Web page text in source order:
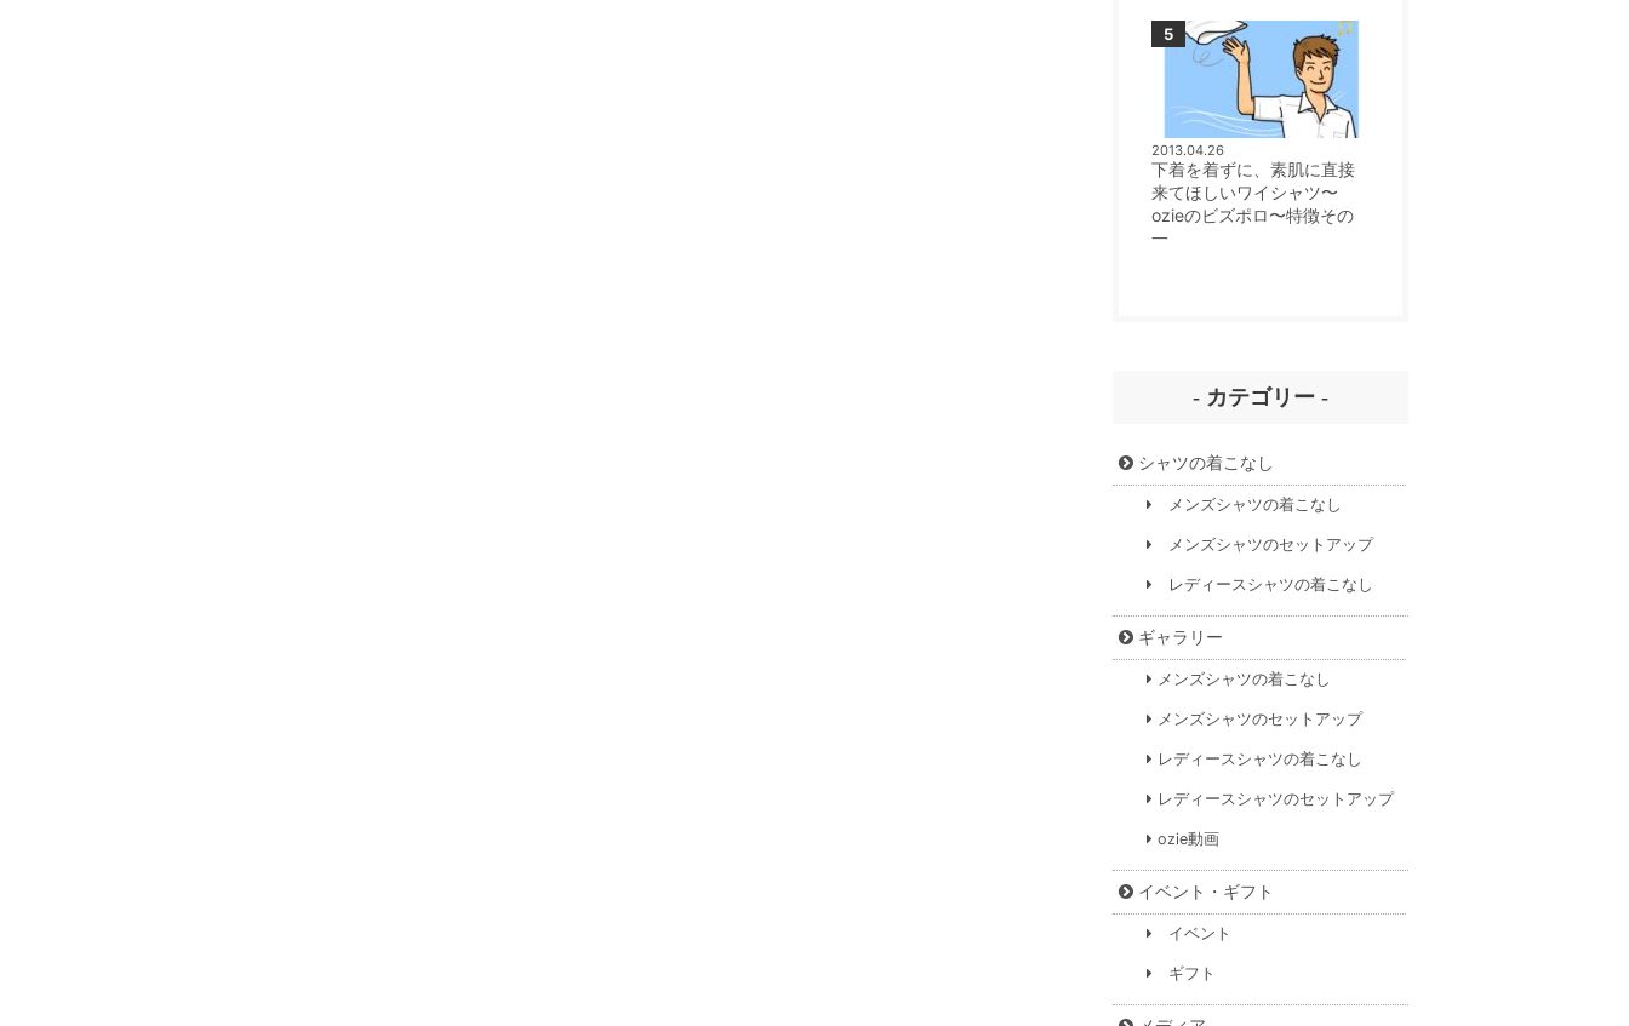
2013.04.26
下着を着ずに、素肌に直接
来てほしいワイシャツ〜
ozieのビズポロ〜特徴その
一
- カテゴリー -
シャツの着こなし
メンズシャツの着こなし
メンズシャツのセットアップ
レディースシャツの着こなし
ギャラリー
メンズシャツの着こなし
メンズシャツのセットアップ
レディースシャツの着こなし
レディースシャツのセットアップ
ozie動画
イベント・ギフト
イベント
ギフト